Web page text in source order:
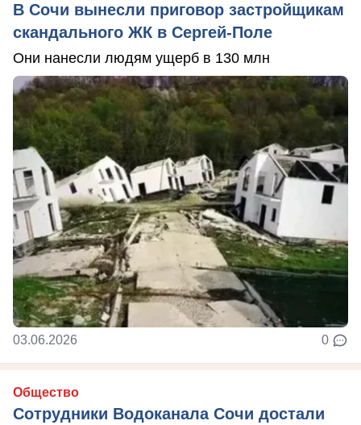
В Сочи вынесли приговор застройщикам
скандального ЖК в Сергей-Поле
Они нанесли людям ущерб в 130 млн
03.06.2026 0
Общество
Сотрудники Водоканала Сочи достали